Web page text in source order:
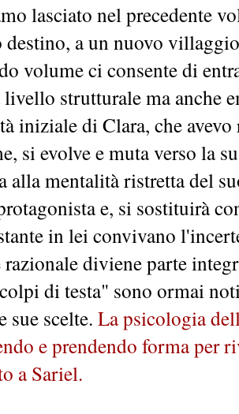
lasciato nel precedente
destino, a un nuovo
volume ci consente di
livello strutturale ma anche
iniziale di Clara, che
si evolve e muta verso la
alla mentalità ristretta del
e, si sostituirà
in lei convivano
razionale diviene parte
di testa" sono ormai
sue scelte. La psicologia
e prendendo forma per
a Sariel.